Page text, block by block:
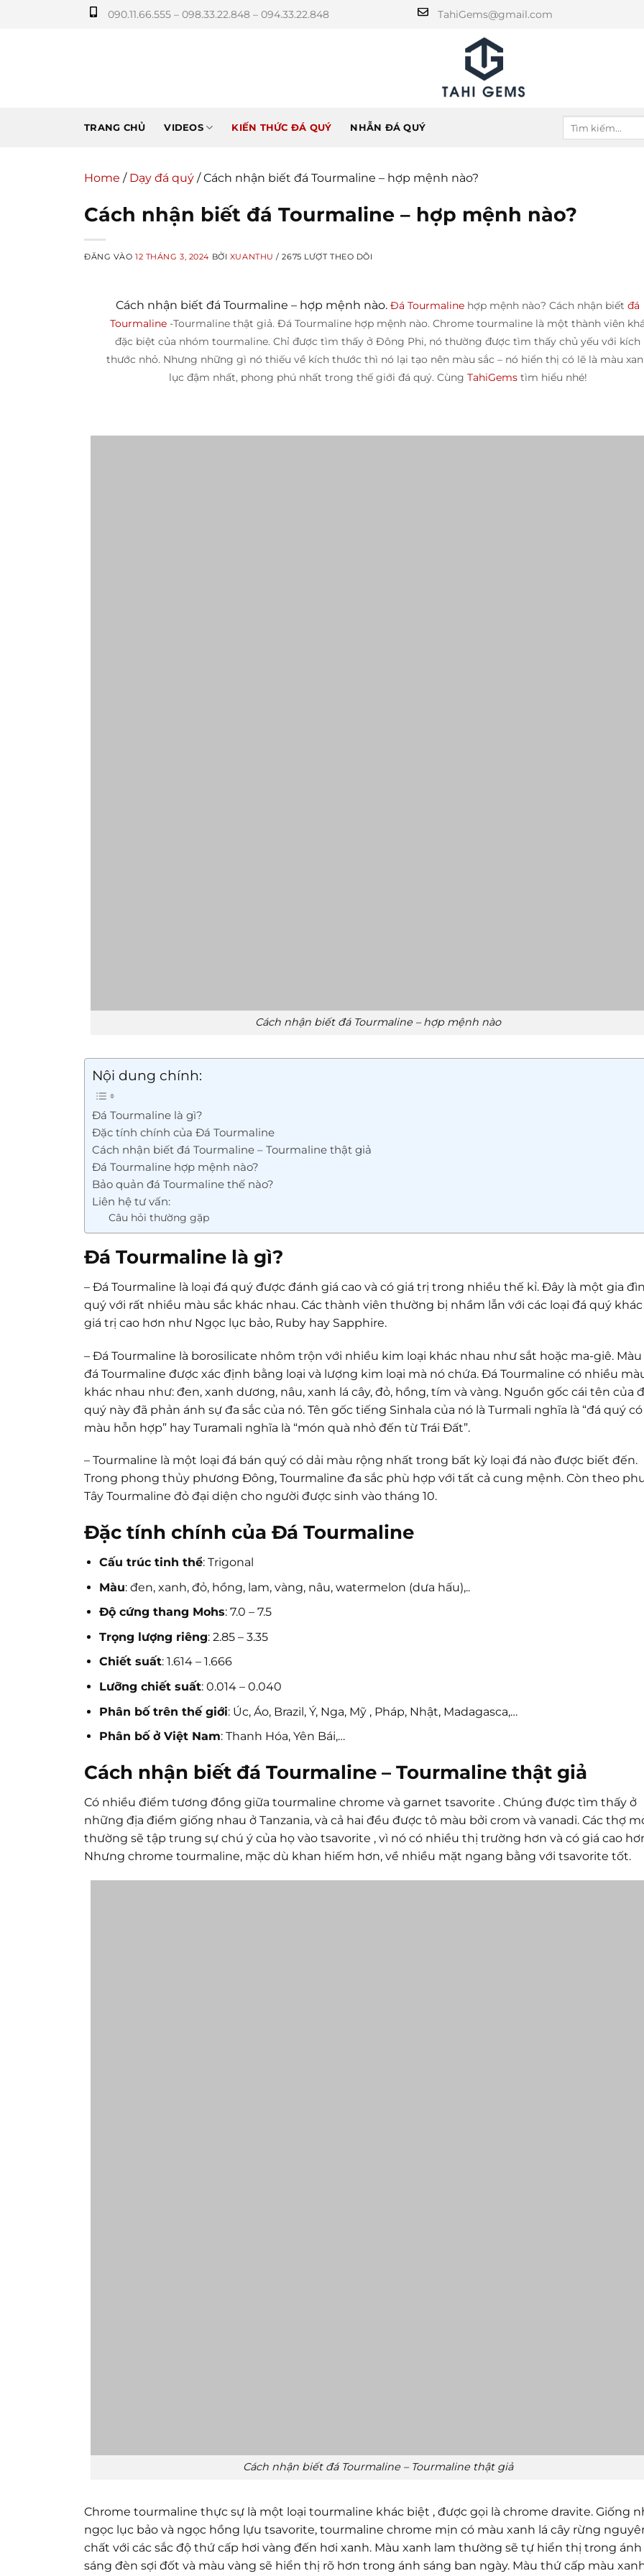
090.11.66.555 – 098.33.22.848 – 094.33.22.848 TahiGems@gmail.com
TRANG CHỦ VIDEOS KIẾN THỨC ĐÁ QUÝ NHẪN ĐÁ QUÝ
Home / Dạy đá quý /Cách nhận biết đá Tourmaline – hợp mệnh nào?
Cách nhận biết đá Tourmaline – hợp mệnh nào?
ĐĂNG VÀO12 THÁNG 3, 2024 BỞI XUANTHU / 2675 LƯỢT THEO DÕI
Cách nhận biết đá Tourmaline – hợp mệnh nào.Đá Tourmaline hợp mệnh nào? Cách nhận biếtđá
Tourmaline -Tourmaline thật giả. Đá Tourmaline hợp mệnh nào. Chrome tourmaline là một thành viên
đặc biệt của nhóm tourmaline. Chỉ được tìm thấy ở Đông Phi, nó thường được tìm thấy chủ yếu với kích
thước nhỏ. Nhưng những gì nó thiếu về kích thước thì nó lại tạo nên màu sắc – nó hiển thị có lẽ là màu
lục đậm nhất, phong phú nhất trong thế giới đá quý. Cùng TahiGemstìm hiểu nhé!
Cách nhận biết đá Tourmaline – hợp mệnh nào
Nội dung chính:
Đá Tourmaline là gì?
Đặc tính chính của Đá Tourmaline
Cách nhận biết đá Tourmaline – Tourmaline thật giả
Đá Tourmaline hợp mệnh nào?
Bảo quản đá Tourmaline thế nào?
Liên hệ tư vấn:
Câu hỏi thường gặp
Đá Tourmaline là gì?
– Đá Tourmaline là loại đá quý được đánh giá cao và có giá trị trong nhiều thế kỉ. Đây là một gia
quý với rất nhiều màu sắc khác nhau. Các thành viên thường bị nhầm lẫn với các loại đá quý
giá trị cao hơn như Ngọc lục bảo, Ruby hay Sapphire.
– Đá Tourmaline là borosilicate nhôm trộn với nhiều kim loại khác nhau như sắt hoặc ma-giê. Màu
đá Tourmaline được xác định bằng loại và lượng kim loại mà nó chứa. Đá Tourmaline có nhiều
khác nhau như: đen, xanh dương, nâu, xanh lá cây, đỏ, hồng, tím và vàng. Nguồn gốc cái tên của
quý này đã phản ánh sự đa sắc của nó. Tên gốc tiếng Sinhala của nó là Turmali nghĩa là “đá quý có
màu hỗn hợp” hay Turamali nghĩa là “món quà nhỏ đến từ Trái Đất”.
– Tourmaline là một loại đá bán quý có dải màu rộng nhất trong bất kỳ loại đá nào được biết đến.
Trong phong thủy phương Đông, Tourmaline đa sắc phù hợp với tất cả cung mệnh. Còn theo
Tây Tourmaline đỏ đại diện cho người được sinh vào tháng 10.
Đặc tính chính của Đá Tourmaline
Cấu trúc tinh thể: Trigonal
Màu: đen, xanh, đỏ, hồng, lam, vàng, nâu, watermelon (dưa hấu),..
Độ cứng thang Mohs: 7.0 – 7.5
Trọng lượng riêng: 2.85 – 3.35
Chiết suất: 1.614 – 1.666
Lưỡng chiết suất: 0.014 – 0.040
Phân bố trên thế giới: Úc, Áo, Brazil, Ý, Nga, Mỹ , Pháp, Nhật, Madagasca,…
Phân bố ở Việt Nam: Thanh Hóa, Yên Bái,…
Cách nhận biết đá Tourmaline – Tourmaline thật giả
Có nhiều điểm tương đồng giữa tourmaline chrome và garnet tsavorite . Chúng được tìm thấy ở
những địa điểm giống nhau ở Tanzania, và cả hai đều được tô màu bởi crom và vanadi. Các thợ
thường sẽ tập trung sự chú ý của họ vào tsavorite , vì nó có nhiều thị trường hơn và có giá cao
Nhưng chrome tourmaline, mặc dù khan hiếm hơn, về nhiều mặt ngang bằng với tsavorite tốt.
Cách nhận biết đá Tourmaline – Tourmaline thật giả
Chrome tourmaline thực sự là một loại tourmaline khác biệt , được gọi là chrome dravite. Giống
ngọc lục bảo và ngọc hồng lựu tsavorite, tourmaline chrome mịn có màu xanh lá cây rừng
chất với các sắc độ thứ cấp hơi vàng đến hơi xanh. Màu xanh lam thường sẽ tự hiển thị trong ánh
sáng đèn sợi đốt và màu vàng sẽ hiển thị rõ hơn trong ánh sáng ban ngày. Màu thứ cấp màu